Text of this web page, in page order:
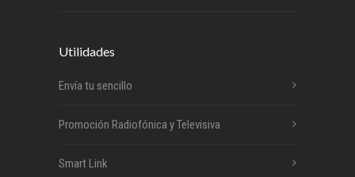
Utilidades
Envía tu sencillo
Promoción Radiofónica y Televisiva
Smart Link